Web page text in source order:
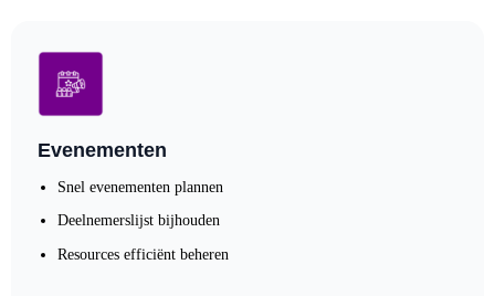
Evenementen
Snel evenementen plannen
Deelnemerslijst bijhouden
Resources efficiënt beheren